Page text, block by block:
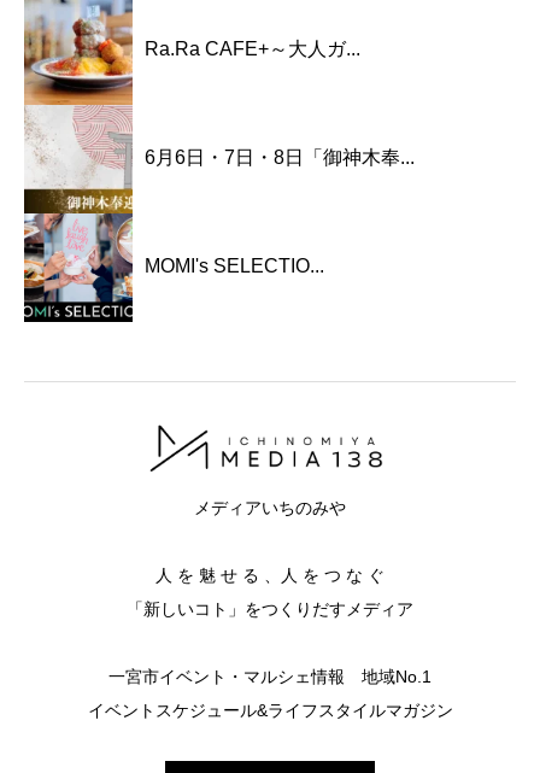
Ra.Ra CAFE+～大人ガ...
6月6日・7日・8日「御神木奉...
MOMI's SELECTIO...
メディアいちのみや
人 を 魅 せ る 、人 を つ な ぐ
「新しいコト」をつくりだすメディア
一宮市イベント・マルシェ情報 地域No.1
イベントスケジュール&ライフスタイルマガジン